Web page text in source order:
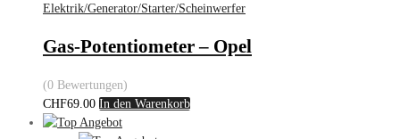
Elektrik/Generator/Starter/Scheinwerfer
Gas-Potentiometer – Opel
(0 Bewertungen)
CHF69.00 In den Warenkorb